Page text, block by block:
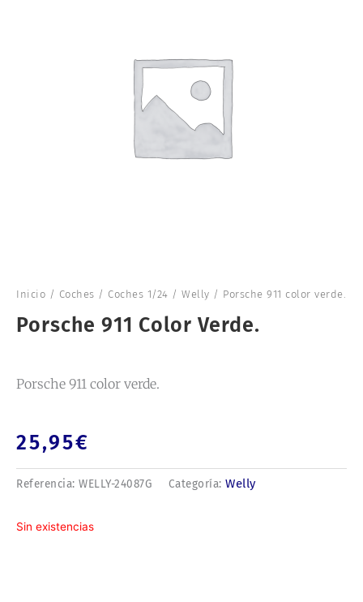
Inicio / Coches / Coches 1/24 / Welly / Porsche 911 color verde.
Porsche 911 Color Verde.
Porsche 911 color verde.
25,95€
Referencia: WELLY-24087G Categoría: Welly
Sin existencias